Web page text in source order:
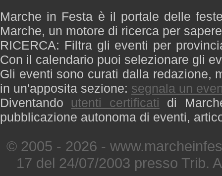
Marche in Festa è il portale delle
Marche, un motore di ricerca per
RICERCA: Filtra gli eventi per
Con il calendario puoi selezionare gli
Gli eventi sono curati dalla redazione,
in un'apposita sezione: segnala un
Diventando utenti certificati di
pubblicazione autonoma di eventi,
© 2005 - 2026 -
17 del 24/07/2003 presso Trib.